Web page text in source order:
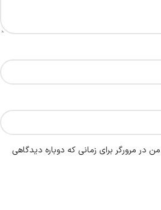
در مرورگر برای زمانی که دوباره دیدگاهی